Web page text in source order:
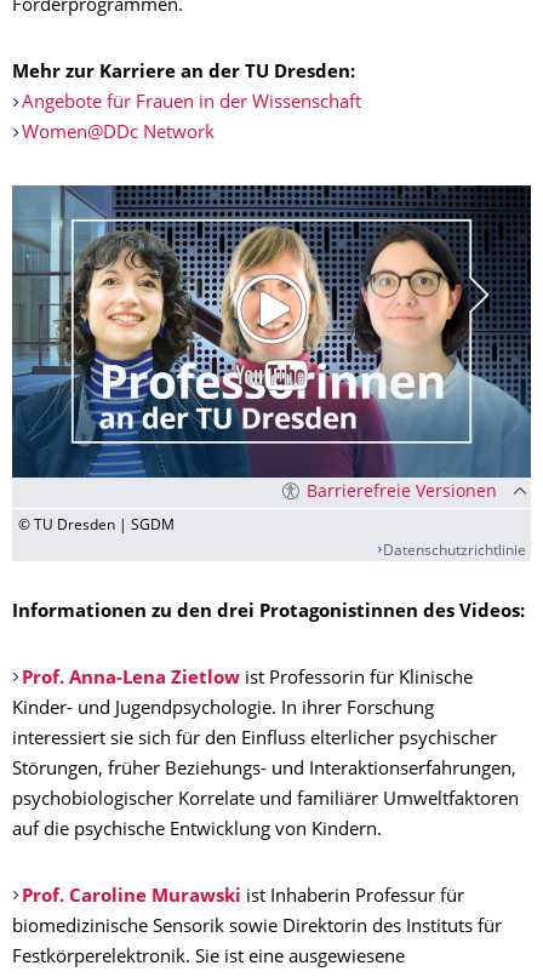
Förderprogrammen.
Mehr zur Karriere an der TU Dresden:
Angebote für Frauen in der Wissenschaft
Women@DDc Network
Barrierefreie Versionen
© TU Dresden | SGDM
Datenschutzrichtlinie
Informationen zu den drei Protagonistinnen des Videos:
Prof. Anna-Lena Zietlow ist Professorin für Klinische
Kinder- und Jugendpsychologie. In ihrer Forschung
interessiert sie sich für den Einfluss elterlicher psychischer
Störungen, früher Beziehungs- und Interaktionserfahrungen,
psychobiologischer Korrelate und familiärer Umweltfaktoren
auf die psychische Entwicklung von Kindern.
Prof. Caroline Murawski ist Inhaberin Professur für
biomedizinische Sensorik sowie Direktorin des Instituts für
Festkörperelektronik. Sie ist eine ausgewiesene